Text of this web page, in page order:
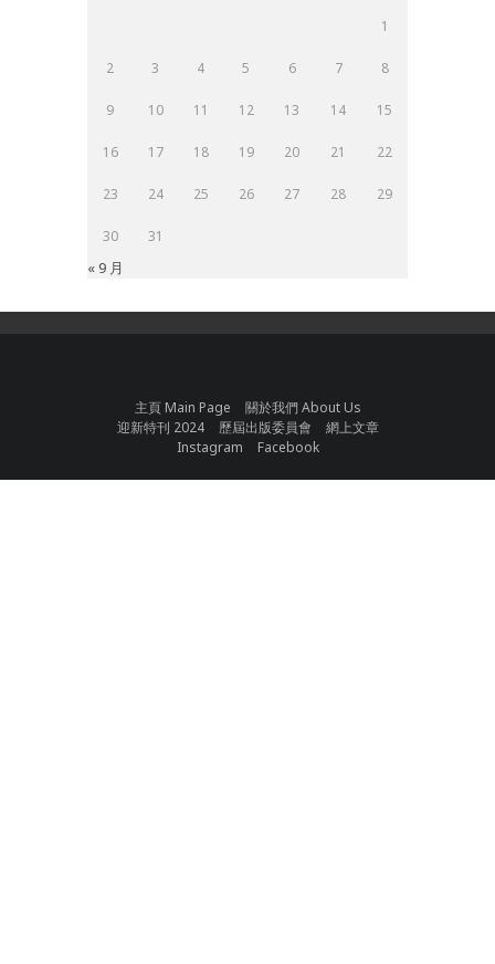
1
2 3 4 5 6 7 8
9 10 11 12 13 14 15
16 17 18 19 20 21 22
23 24 25 26 27 28 29
30 31
« 9 月
主頁 Main Page
關於我們 About Us
迎新特刊 2024
歷屆出版委員會
網上文章
Instagram
Facebook